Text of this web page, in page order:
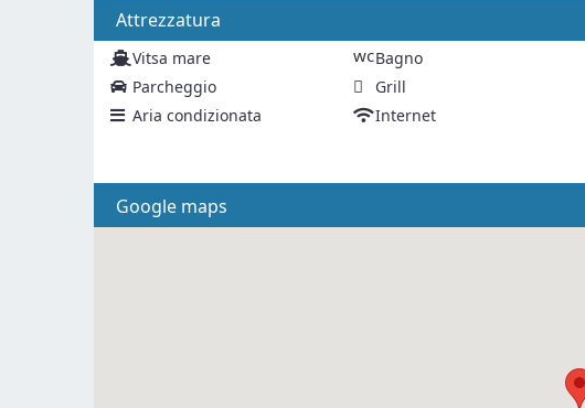
Attrezzatura
Vitsa mare wcBagno
Parcheggio
Grill
Aria condizionata
Internet
Google maps